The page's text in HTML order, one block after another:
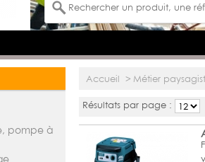
Accueil > Métier
Résultats par page :
pompe à